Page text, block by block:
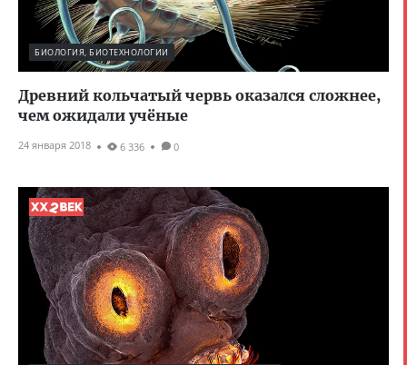
БИОЛОГИЯ, БИОТЕХНОЛОГИИ
Древний кольчатый червь оказался сложнее,
чем ожидали учёные
24 января 2018 6 336 0